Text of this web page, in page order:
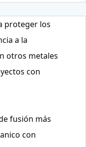
proteger los
a la
otros metales
con
fusión más
con